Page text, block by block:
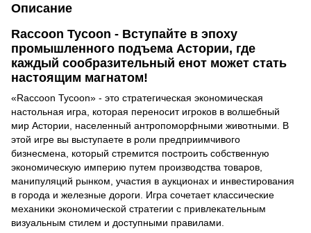
Описание
Raccoon Tycoon - Вступайте в эпоху
промышленного подъема Астории, где
каждый сообразительный енот может стать
настоящим магнатом!
«Raccoon Tycoon» - это стратегическая экономическая
настольная игра, которая переносит игроков в волшебный
мир Астории, населенный антропоморфными животными. В
этой игре вы выступаете в роли предприимчивого
бизнесмена, который стремится построить собственную
экономическую империю путем производства товаров,
манипуляций рынком, участия в аукционах и инвестирования
в города и железные дороги. Игра сочетает классические
механики экономической стратегии с привлекательным
визуальным стилем и доступными правилами.